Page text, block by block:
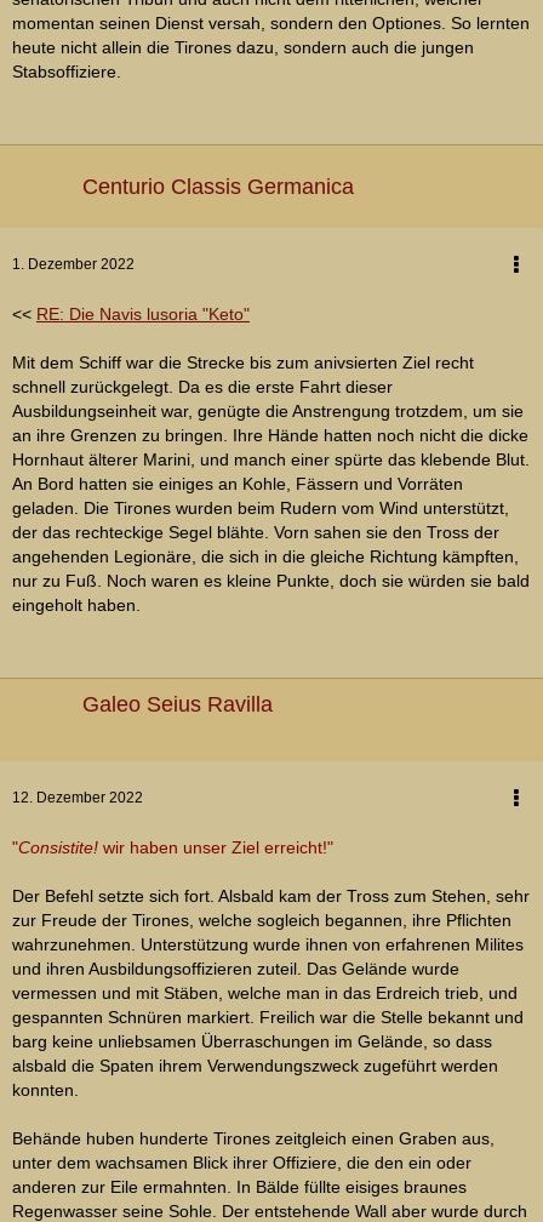
momentan seinen Dienst versah, sondern den Optiones. So lernten
heute nicht allein die Tirones dazu, sondern auch die jungen
Stabsoffiziere.
Centurio Classis Germanica
1. Dezember 2022
<< RE: Die Navis lusoria "Keto"
Mit dem Schiff war die Strecke bis zum anivsierten Ziel recht
schnell zurückgelegt. Da es die erste Fahrt dieser
Ausbildungseinheit war, genügte die Anstrengung trotzdem, um sie
an ihre Grenzen zu bringen. Ihre Hände hatten noch nicht die dicke
Hornhaut älterer Marini, und manch einer spürte das klebende Blut.
An Bord hatten sie einiges an Kohle, Fässern und Vorräten
geladen. Die Tirones wurden beim Rudern vom Wind unterstützt,
der das rechteckige Segel blähte. Vorn sahen sie den Tross der
angehenden Legionäre, die sich in die gleiche Richtung kämpften,
nur zu Fuß. Noch waren es kleine Punkte, doch sie würden sie bald
eingeholt haben.
Galeo Seius Ravilla
12. Dezember 2022
"Consistite! wir haben unser Ziel erreicht!"
Der Befehl setzte sich fort. Alsbald kam der Tross zum Stehen, sehr
zur Freude der Tirones, welche sogleich begannen, ihre Pflichten
wahrzunehmen. Unterstützung wurde ihnen von erfahrenen Milites
und ihren Ausbildungsoffizieren zuteil. Das Gelände wurde
vermessen und mit Stäben, welche man in das Erdreich trieb, und
gespannten Schnüren markiert. Freilich war die Stelle bekannt und
barg keine unliebsamen Überraschungen im Gelände, so dass
alsbald die Spaten ihrem Verwendungszweck zugeführt werden
konnten.
Behände huben hunderte Tirones zeitgleich einen Graben aus,
unter dem wachsamen Blick ihrer Offiziere, die den ein oder
anderen zur Eile ermahnten. In Bälde füllte eisiges braunes
Regenwasser seine Sohle. Der entstehende Wall aber wurde durch